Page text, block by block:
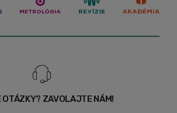
OTÁZKY? ZAVOLAJTE NÁM!